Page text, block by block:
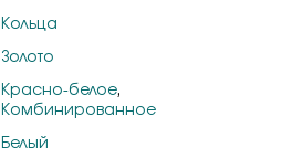
Кольца
Золото
Красно-белое,
Комбинированное
Белый